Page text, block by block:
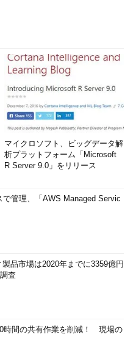
ば、Hyper-VやVMware、
ェアを動作させるのに必要な
ードウェア仮想化支援機能が
リー詳細情報の例
的に無効化されている。「仮
ェア的に仮想化支援機能が搭
想化ソフトウェアは利用でき
が高い。
代わりに「 仮想マシン：は
マイクロソフト、ビッグデータ解
析プラットフォーム「Microsoft
R Server 9.0」をリリース
管理、「AWS Managed Servic
品市場は2020年までに3359億円
査
時間の共有作業を削減！ 現場の